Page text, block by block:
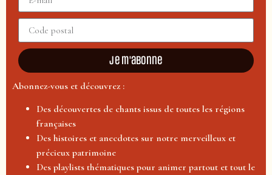
Je m'abonne
Abonnez-vous et découvrez :
Des découvertes de chants issus de toutes les régions
françaises
Des histoires et anecdotes sur notre merveilleux et
précieux patrimoine
Des playlists thématiques pour animer partout et tout le